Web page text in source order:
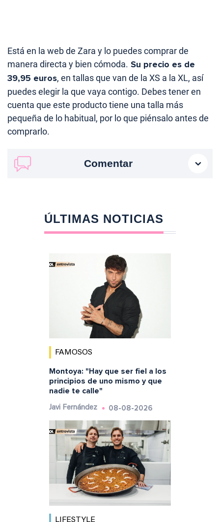
Está en la web de Zara y lo puedes comprar de
manera directa y bien cómoda. Su precio es de
39,95 euros, en tallas que van de la XS a la XL, así
puedes elegir la que vaya contigo. Debes tener en
cuenta que este producto tiene una talla más
pequeña de lo habitual, por lo que piénsalo antes de
comprarlo.
Comentar
ÚLTIMAS NOTICIAS
FAMOSOS
Montoya: "Hay que ser fiel a los
principios de uno mismo y que
nadie te calle"
Javi Fernández 08-08-2026
LIFESTYLE